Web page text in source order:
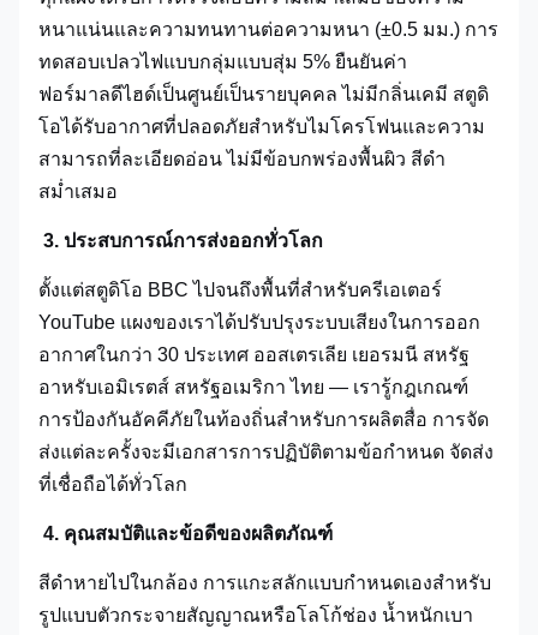
หนาแน่นและความทนทานต่อความหนา (±0.5 มม.) การ
ทดสอบเปลวไฟแบบกลุ่มแบบสุ่ม 5% ยืนยันค่า
ฟอร์มาลดีไฮด์เป็นศูนย์เป็นรายบุคคล ไม่มีกลิ่นเคมี สตูดิ
โอได้รับอากาศที่ปลอดภัยสำหรับไมโครโฟนและความ
สามารถที่ละเอียดอ่อน ไม่มีข้อบกพร่องพื้นผิว สีดำ
สม่ำเสมอ
3. ประสบการณ์การส่งออกทั่วโลก
ตั้งแต่สตูดิโอ BBC ไปจนถึงพื้นที่สำหรับครีเอเตอร์
YouTube แผงของเราได้ปรับปรุงระบบเสียงในการออก
อากาศในกว่า 30 ประเทศ ออสเตรเลีย เยอรมนี สหรัฐ
อาหรับเอมิเรตส์ สหรัฐอเมริกา ไทย — เรารู้กฎเกณฑ์
การป้องกันอัคคีภัยในท้องถิ่นสำหรับการผลิตสื่อ การจัด
ส่งแต่ละครั้งจะมีเอกสารการปฏิบัติตามข้อกำหนด จัดส่ง
ที่เชื่อถือได้ทั่วโลก
4. คุณสมบัติและข้อดีของผลิตภัณฑ์
สีดำหายไปในกล้อง การแกะสลักแบบกำหนดเองสำหรับ
รูปแบบตัวกระจายสัญญาณหรือโลโก้ช่อง น้ำหนักเบา